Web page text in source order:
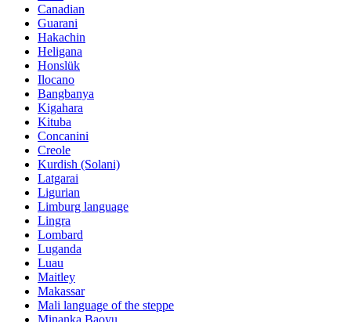
Canadian
Guarani
Hakachin
Heligana
Honslük
Ilocano
Bangbanya
Kigahara
Kituba
Concanini
Creole
Kurdish (Solani)
Latgarai
Ligurian
Limburg language
Lingra
Lombard
Luganda
Luau
Maitley
Makassar
Mali language of the steppe
Minanka Baoyu